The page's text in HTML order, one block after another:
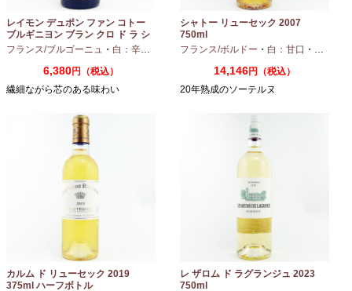
レイモン デュポン ファン コトー
ブルギニヨン ブラン クロ ド ラ シ
ャペル 2024 750ml
フランス/ブルゴーニュ ・ 白：辛口 シャルドネ
6,380円（税込）
繊細ながら芯のある味わい
シャトー リューセック 2007
750ml
フランス/ボルドー ・ 白：甘口 ・
14,146円（税込）
20年熟成のソーテルヌ
カルム ド リューセック 2019
375ml ハーフボトル
レ ザロム ド ラグランジュ 2023
750ml